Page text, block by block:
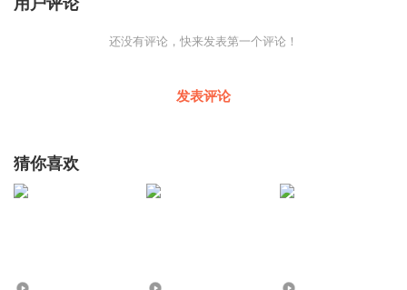
还没有评论，快来发表第一个评论！
发表评论
猜你喜欢